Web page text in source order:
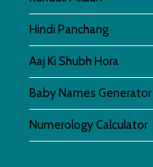
Hindi Panchang
Aaj Ki Shubh Hora
Baby Names Generator
Numerology Calculator